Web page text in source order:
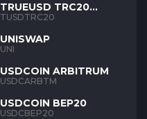
TRUEUSD TRC20
TUSD
TUSDTRC20
UNISWAP
UNI
USDCOIN ARBITRUM
USDCARBTM
USDCOIN BEP20
USDCBEP20